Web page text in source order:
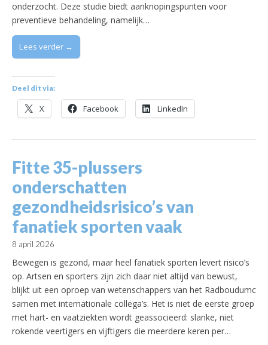
onderzocht. Deze studie biedt aanknopingspunten voor
preventieve behandeling, namelijk…
Lees verder →
Deel dit via:
X Facebook LinkedIn
Fitte 35-plussers
onderschatten
gezondheidsrisico’s van
fanatiek sporten vaak
8 april 2026
Bewegen is gezond, maar heel fanatiek sporten levert risico’s
op. Artsen en sporters zijn zich daar niet altijd van bewust,
blijkt uit een oproep van wetenschappers van het Radboudumc
samen met internationale collega’s. Het is niet de eerste groep
met hart- en vaatziekten wordt geassocieerd: slanke, niet
rokende veertigers en vijftigers die meerdere keren per…